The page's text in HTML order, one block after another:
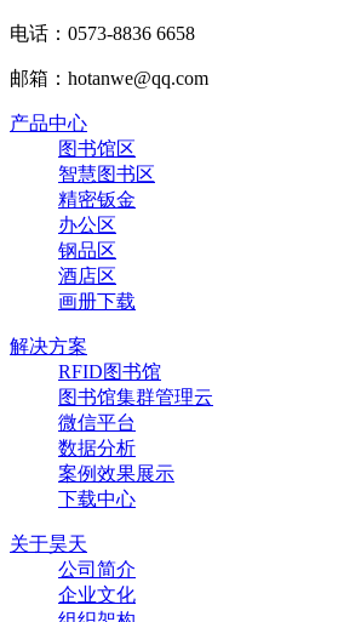
电话：0573-8836 6658
邮箱：hotanwe@qq.com
产品中心
图书馆区
智慧图书区
精密钣金
办公区
钢品区
酒店区
画册下载
解决方案
RFID图书馆
图书馆集群管理云
微信平台
数据分析
案例效果展示
下载中心
关于昊天
公司简介
企业文化